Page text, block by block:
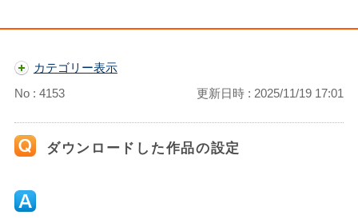
カテゴリー表示
No : 4153
更新日時 : 2025/11/19 17:01
ダウンロードした作品の設定